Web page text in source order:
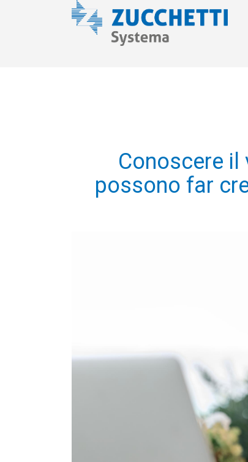
Conoscere
possono far